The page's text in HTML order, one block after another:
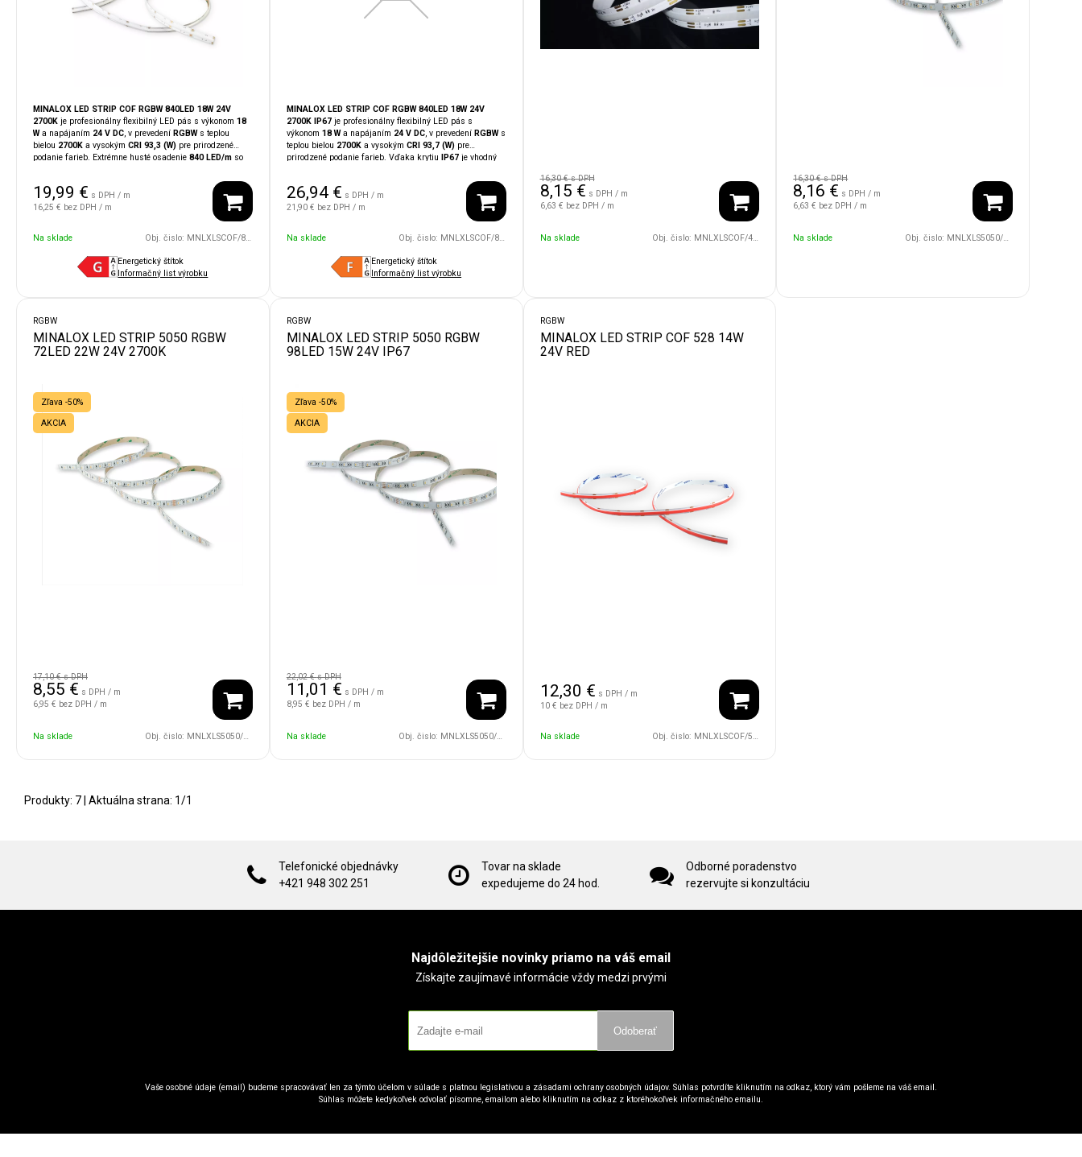
MINALOX LED STRIP COF RGBW 840LED 18W 24V
2700K je profesionálny flexibilný LED pás s výkonom 18
Wa napájaním 24 V DC, v prevedení RGBWs teplou
bielou 2700K a vysokým CRI 93,3 (W) pre prirodzené
podanie farieb. Extrémne husté osadenie 840 LED/m so
čistú svetelnú líniu, zatiaľ čo RGB umožní namiešať
prakticky akúkoľvek farbu pre atmosférické aj komerčné
scénické efekty. Pás je
(100 Hz – 20 kHz)
TapHome, Ampio a KNX
. Ideálny nalíniové, nepriame
či akcentové osvetlenie
19,99 € s DPH / m
16,25 € bez DPH / m
Na sklade Obj. čislo: MNLXLSCOF/840/18W/24V/RGBW/2700
Energetický štítok
Informačný list výrobku
MINALOX LED STRIP COF RGBW 840LED 18W 24V
2700K IP67je profesionálny flexibilný LED pás s
výkonom 18 Wa napájaním 24 V DC, v prevedení RGBWs
teplou bielou 2700Ka vysokým CRI 93,7 (W)pre
prirodzené podanie farieb. Vďaka krytiu IP67je vhodný
prachu, pričom si zachováva stabilný výkon a dlhú
životnosť. Extrémne husté osadenie
vytvára
súvislú svetelnú líniu a RGB umožní namiešať prakticky
akúkoľvek farbu pre atmosférické aj komerčné scénické
stmievanie 0–100 %
(100 Hz – 20 kHz) a je
kompatibilný so smart systémami
Ampio a KNX
. Ideálny nalíniové, nepriame či
akcentové osvetleniev interiéri aj v chránených
26,94 € s DPH / m
21,90 € bez DPH / m
Na sklade Obj. čislo: MNLXLSCOF/840/18W/24V/RGBW/2700/IP67
Energetický štítok
Informačný list výrobku
16,30 €s DPH
8,15 € s DPH / m
6,63 € bez DPH / m
Na sklade Obj. čislo: MNLXLSCOF/420/15W/24V/RGB
16,30 €s DPH
8,16 € s DPH / m
6,63 € bez DPH / m
Na sklade Obj. čislo: MNLXLS5050/60/19W/24V/RGBW/2700
RGBW
MINALOX LED STRIP 5050 RGBW
72LED 22W 24V 2700K
Zľava -50%
AKCIA
17,10 €s DPH
8,55 € s DPH / m
6,95 € bez DPH / m
Na sklade Obj. čislo: MNLXLS5050/72/22W/24V/RGBW/2700
RGBW
MINALOX LED STRIP 5050 RGBW
98LED 15W 24V IP67
Zľava -50%
AKCIA
22,02 €s DPH
11,01 € s DPH / m
8,95 € bez DPH / m
Na sklade Obj. čislo: MNLXLS5050/98/15W/24V/RGBW/IP67
RGBW
MINALOX LED STRIP COF 528 14W
24V RED
12,30 € s DPH / m
10 € bez DPH / m
Na sklade Obj. čislo: MNLXLSCOF/528/14W/24V/RED
Produkty: 7 | Aktuálna strana: 1/1
Telefonické objednávky
+421 948 302 251
Tovar na sklade
expedujeme do 24 hod.
Odborné poradenstvo
rezervujte si konzultáciu
Najdôležitejšie novinky priamo na váš email
Získajte zaujímavé informácie vždy medzi prvými
Odoberať
Vaše osobné údaje (email) budeme spracovávať len za týmto účelom v súlade s platnou legislatívou a zásadami ochrany osobných údajov. Súhlas potvrdíte kliknutím na odkaz, ktorý vám pošleme na váš email.
Súhlas môžete kedykoľvek odvolať písomne, emailom alebo kliknutím na odkaz z ktoréhokoľvek informačného emailu.